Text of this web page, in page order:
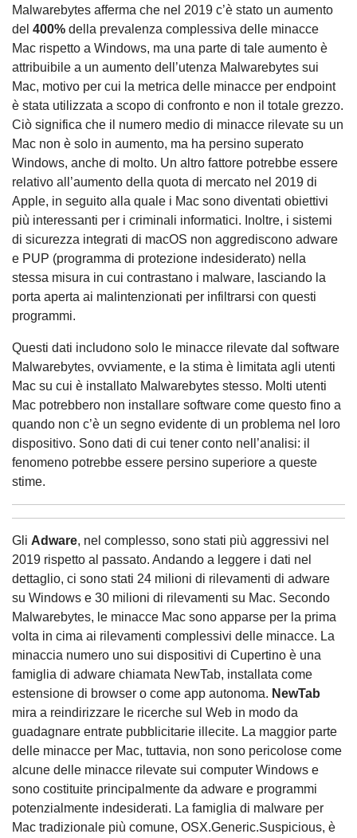
Malwarebytes afferma che nel 2019 c’è stato un aumento
del 400% della prevalenza complessiva delle minacce
Mac rispetto a Windows, ma una parte di tale aumento è
attribuibile a un aumento dell’utenza Malwarebytes sui
Mac, motivo per cui la metrica delle minacce per endpoint
è stata utilizzata a scopo di confronto e non il totale grezzo.
Ciò significa che il numero medio di minacce rilevate su un
Mac non è solo in aumento, ma ha persino superato
Windows, anche di molto. Un altro fattore potrebbe essere
relativo all’aumento della quota di mercato nel 2019 di
Apple, in seguito alla quale i Mac sono diventati obiettivi
più interessanti per i criminali informatici. Inoltre, i sistemi
di sicurezza integrati di macOS non aggrediscono adware
e PUP (programma di protezione indesiderato) nella
stessa misura in cui contrastano i malware, lasciando la
porta aperta ai malintenzionati per infiltrarsi con questi
programmi.
Questi dati includono solo le minacce rilevate dal software
Malwarebytes, ovviamente, e la stima è limitata agli utenti
Mac su cui è installato Malwarebytes stesso. Molti utenti
Mac potrebbero non installare software come questo fino a
quando non c’è un segno evidente di un problema nel loro
dispositivo. Sono dati di cui tener conto nell’analisi: il
fenomeno potrebbe essere persino superiore a queste
stime.
Gli Adware, nel complesso, sono stati più aggressivi nel
2019 rispetto al passato. Andando a leggere i dati nel
dettaglio, ci sono stati 24 milioni di rilevamenti di adware
su Windows e 30 milioni di rilevamenti su Mac. Secondo
Malwarebytes, le minacce Mac sono apparse per la prima
volta in cima ai rilevamenti complessivi delle minacce. La
minaccia numero uno sui dispositivi di Cupertino è una
famiglia di adware chiamata NewTab, installata come
estensione di browser o come app autonoma. NewTab
mira a reindirizzare le ricerche sul Web in modo da
guadagnare entrate pubblicitarie illecite. La maggior parte
delle minacce per Mac, tuttavia, non sono pericolose come
alcune delle minacce rilevate sui computer Windows e
sono costituite principalmente da adware e programmi
potenzialmente indesiderati. La famiglia di malware per
Mac tradizionale più comune, OSX.Generic.Suspicious, è